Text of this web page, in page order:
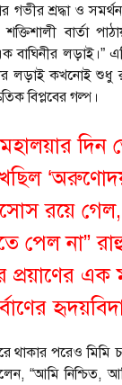
গভীর শ্রদ্ধা ও
বার্তা
লড়াই।”
লড়াই কখনোই শুধু
বিপ্লবের গল্প।
দিন
রয়ে
পেল না”
প্রয়াণের
থাকার পরেও মিমি
“আমি নিশ্চিত,